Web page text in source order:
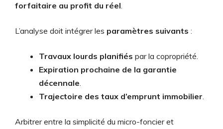
forfaitaire au profit du réel.
L’analyse doit intégrer les paramètres suivants :
Travaux lourds planifiés par la copropriété.
Expiration prochaine de la garantie
décennale.
Trajectoire des taux d’emprunt immobilier.
Arbitrer entre la simplicité du micro-foncier et